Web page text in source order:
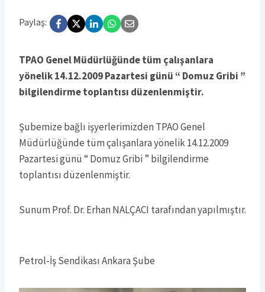
Paylaş:
TPAO Genel Müdürlüğünde tüm çalışanlara
yönelik 14.12.2009 Pazartesi günü “ Domuz Gribi ”
bilgilendirme toplantısı düzenlenmiştir.
Şubemize bağlı işyerlerimizden TPAO Genel
Müdürlüğünde tüm çalışanlara yönelik 14.12.2009
Pazartesi günü “ Domuz Gribi ” bilgilendirme
toplantısı düzenlenmiştir.
Sunum Prof. Dr. Erhan NALÇACI tarafından yapılmıştır.
Petrol-İş Sendikası Ankara Şube